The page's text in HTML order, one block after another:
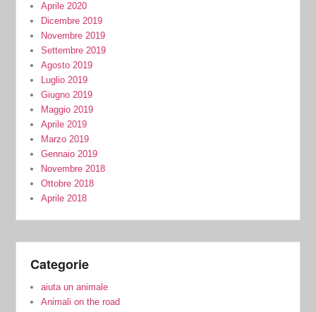
Aprile 2020
Dicembre 2019
Novembre 2019
Settembre 2019
Agosto 2019
Luglio 2019
Giugno 2019
Maggio 2019
Aprile 2019
Marzo 2019
Gennaio 2019
Novembre 2018
Ottobre 2018
Aprile 2018
Categorie
aiuta un animale
Animali on the road